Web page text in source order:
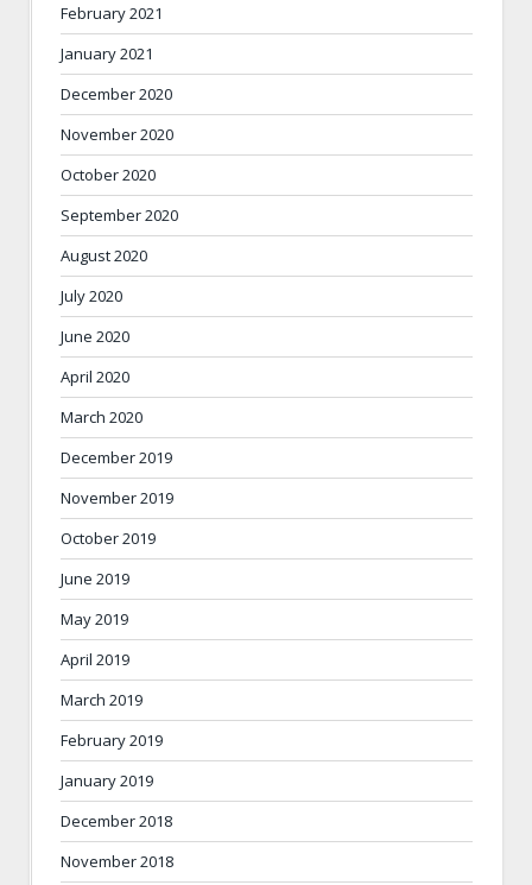
February 2021
January 2021
December 2020
November 2020
October 2020
September 2020
August 2020
July 2020
June 2020
April 2020
March 2020
December 2019
November 2019
October 2019
June 2019
May 2019
April 2019
March 2019
February 2019
January 2019
December 2018
November 2018